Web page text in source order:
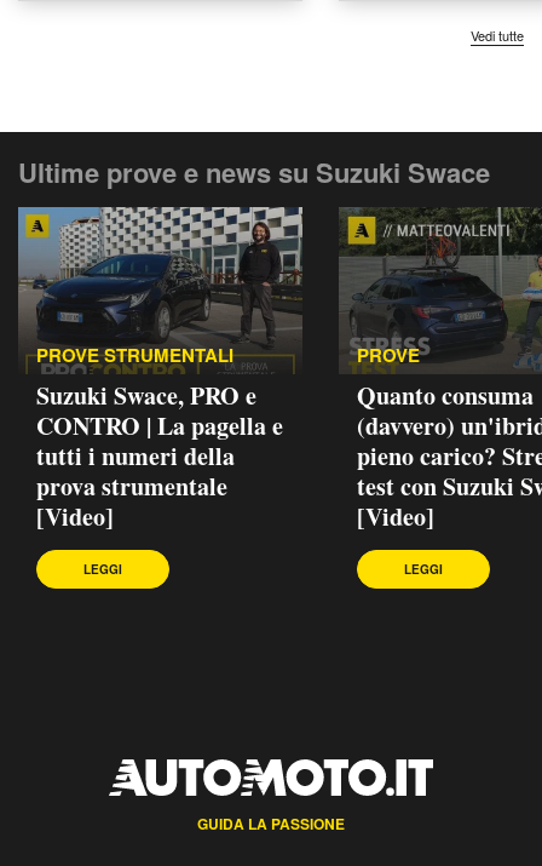
Vedi tutte
Ultime prove e news su Suzuki Swace
PROVE STRUMENTALI
Suzuki Swace, PRO e
CONTRO | La pagella e
tutti i numeri della
prova strumentale
[Video]
LEGGI
PROVE
Quanto consuma
(davvero)
pieno carico?
test con Suzuki
[Video]
LEGGI
GUIDA LA PASSIONE